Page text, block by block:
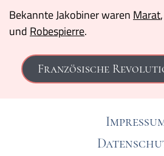
Bekannte Jakobiner waren Marat
und Robespierre.
Französische